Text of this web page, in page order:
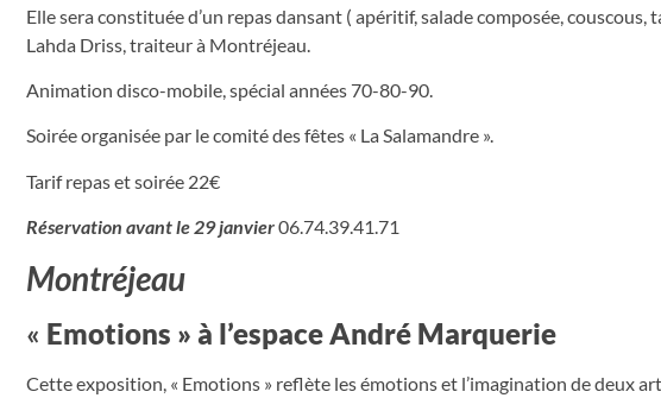
Elle sera constituée d’un repas dansant ( apéritif, salade composée,
Lahda Driss, traiteur à Montréjeau.
Animation disco-mobile, spécial années 70-80-90.
Soirée organisée par le comité des fêtes « La Salamandre ».
Tarif repas et soirée 22€
Réservation avant le 29 janvier06.74.39.41.71
Montréjeau
« Emotions » à l’espace André Marquerie
Cette exposition, « Emotions » reflète les émotions et l’imagination de deux